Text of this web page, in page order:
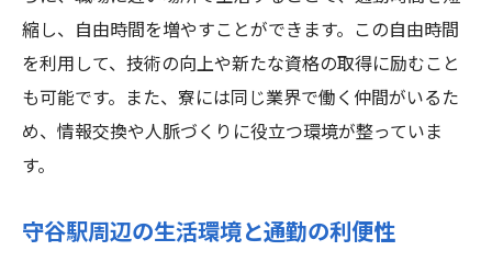
賢い家計管理で経済的に安定する
守谷駅エリアでの節約生活術
高収入を支える生活費の見直し
鉄筋工寮付き求人で守谷駅の便利さを最大限に
守谷駅の交通アクセスと通勤の効率化
縮し、自由時間を増やすことができます。この自由時間
を利用して、技術の向上や新たな資格の取得に励むこと
も可能です。また、寮には同じ業界で働く仲間がいるた
め、情報交換や人脈づくりに役立つ環境が整っていま
す。
守谷駅周辺の生活環境と通勤の利便性